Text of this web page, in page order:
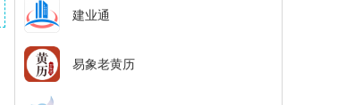
建业通
易象老黄历